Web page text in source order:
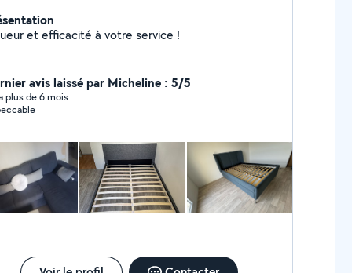
et efficacité à votre service !
avis laissé par Micheline : 5/5
plus de 6 mois